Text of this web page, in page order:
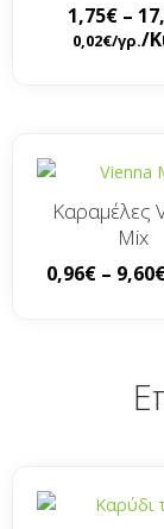
1,75€ –
0,02€/γρ./
Καραμέλες
Mix
0,96€ – 9,60